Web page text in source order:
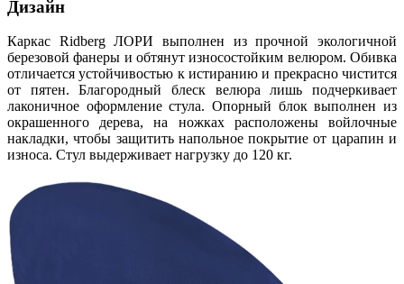
Дизайн
Каркас Ridberg ЛОРИ выполнен из прочной экологичной
березовой фанеры и обтянут износостойким велюром. Обивка
отличается устойчивостью к истиранию и прекрасно чистится
от пятен. Благородный блеск велюра лишь подчеркивает
лаконичное оформление стула. Опорный блок выполнен из
окрашенного дерева, на ножках расположены войлочные
накладки, чтобы защитить напольное покрытие от царапин и
износа. Стул выдерживает нагрузку до 120 кг.